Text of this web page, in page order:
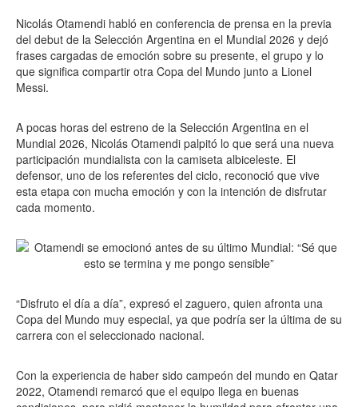
Nicolás Otamendi habló en conferencia de prensa en la previa
del debut de la Selección Argentina en el Mundial 2026 y dejó
frases cargadas de emoción sobre su presente, el grupo y lo
que significa compartir otra Copa del Mundo junto a Lionel
Messi.
A pocas horas del estreno de la Selección Argentina en el
Mundial 2026, Nicolás Otamendi palpitó lo que será una nueva
participación mundialista con la camiseta albiceleste. El
defensor, uno de los referentes del ciclo, reconoció que vive
esta etapa con mucha emoción y con la intención de disfrutar
cada momento.
“Disfruto el día a día”, expresó el zaguero, quien afronta una
Copa del Mundo muy especial, ya que podría ser la última de su
carrera con el seleccionado nacional.
Con la experiencia de haber sido campeón del mundo en Qatar
2022, Otamendi remarcó que el equipo llega en buenas